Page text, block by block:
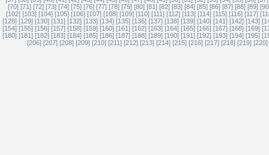
[70] [71] [72] [73] [74] [75] [76] [77] [78] [79] [80] [81] [82] [83] [84] [85] [86] [87] [88] [89]
[102] [103] [104] [105] [106] [107] [108] [109] [110] [111] [112] [113] [114] [115] [116] [117]
[128] [129] [130] [131] [132] [133] [134] [135] [136] [137] [138] [139] [140] [141] [142] [143]
[154] [155] [156] [157] [158] [159] [160] [161] [162] [163] [164] [165] [166] [167] [168] [169]
[180] [181] [182] [183] [184] [185] [186] [187] [188] [189] [190] [191] [192] [193] [194] [195]
[206] [207] [208] [209] [210] [211] [212] [213] [214] [215] [216] [217] [218] [219] [220]